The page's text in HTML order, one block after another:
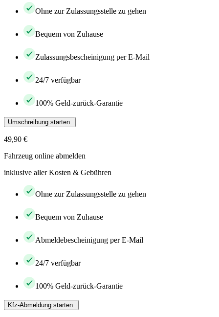
Ohne zur Zulassungsstelle zu gehen
Bequem von Zuhause
Zulassungsbescheinigung per E-Mail
24/7 verfügbar
100% Geld-zurück-Garantie
Umschreibung starten
49,90 €
Fahrzeug online abmelden
inklusive aller Kosten & Gebühren
Ohne zur Zulassungsstelle zu gehen
Bequem von Zuhause
Abmeldebescheinigung per E-Mail
24/7 verfügbar
100% Geld-zurück-Garantie
Kfz-Abmeldung starten